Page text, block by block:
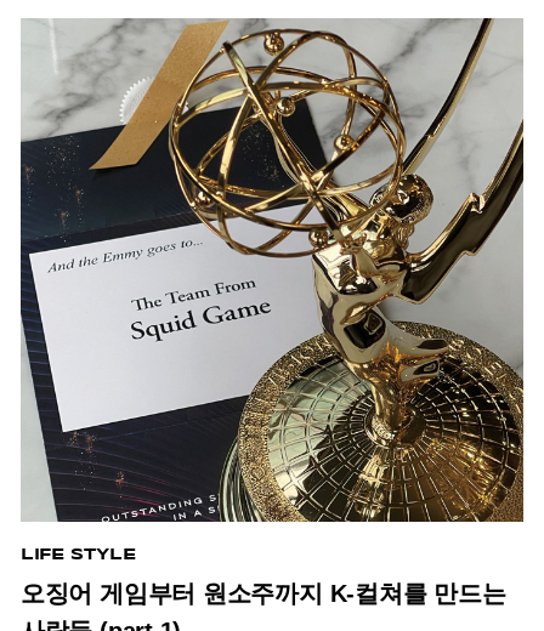
LIFE STYLE
오징어 게임부터 원소주까지 K-컬쳐를 만드는